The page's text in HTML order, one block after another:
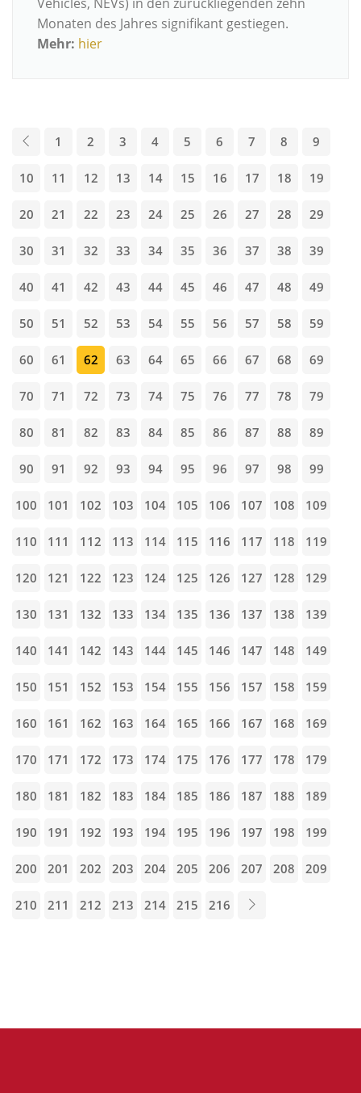
Monaten des Jahres signifikant gestiegen.
Mehr: hier
1 2 3 4 5 6 7 8 9
10 11 12 13 14 15 16 17 18 19
20 21 22 23 24 25 26 27 28 29
30 31 32 33 34 35 36 37 38 39
40 41 42 43 44 45 46 47 48 49
50 51 52 53 54 55 56 57 58 59
60 61 62 63 64 65 66 67 68 69
70 71 72 73 74 75 76 77 78 79
80 81 82 83 84 85 86 87 88 89
90 91 92 93 94 95 96 97 98 99
100 101 102 103 104 105 106 107 108 109
110 111 112 113 114 115 116 117 118 119
120 121 122 123 124 125 126 127 128 129
130 131 132 133 134 135 136 137 138 139
140 141 142 143 144 145 146 147 148 149
150 151 152 153 154 155 156 157 158 159
160 161 162 163 164 165 166 167 168 169
170 171 172 173 174 175 176 177 178 179
180 181 182 183 184 185 186 187 188 189
190 191 192 193 194 195 196 197 198 199
200 201 202 203 204 205 206 207 208 209
210 211 212 213 214 215 216